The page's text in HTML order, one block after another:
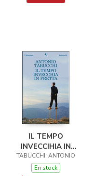
IL TEMPO
INVECCIHIA IN
FRETTA
TABUCCHI, ANTONIO
En stock